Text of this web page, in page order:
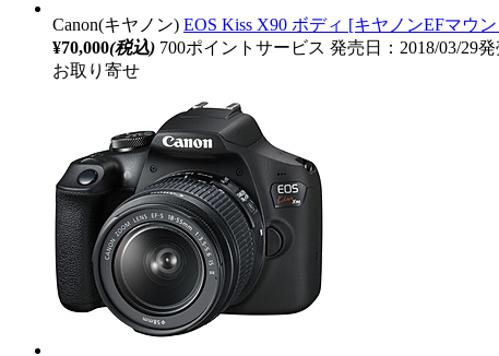
Canon(キヤノン) EOS Kiss X90 ボディ [キヤノンEFマウ
¥70,000(税込) 700ポイントサービス 発売日：2018/03/29発
お取り寄せ